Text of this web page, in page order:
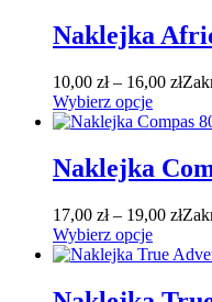
Naklejka
10,00 zł – 16,00 zł
Wybierz opcje
Naklejka
17,00 zł – 19,00 zł
Wybierz opcje